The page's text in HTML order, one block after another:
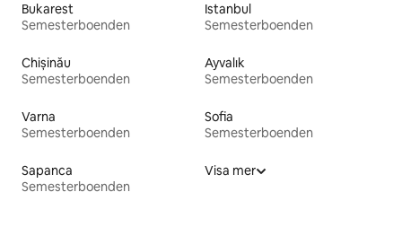
Bukarest
Semesterboenden
Istanbul
Semesterboenden
Chișinău
Semesterboenden
Ayvalık
Semesterboenden
Varna
Semesterboenden
Sofia
Semesterboenden
Sapanca
Semesterboenden
Visa mer